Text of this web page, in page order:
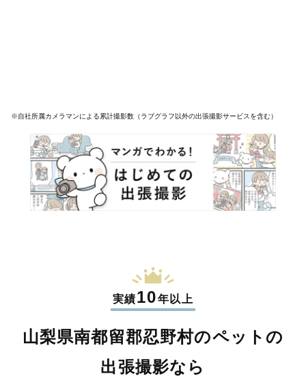
※自社所属カメラマンによる累計撮影数（ラブグラフ以外の出張撮影サービスを含む）
実績10年以上
山梨県南都留郡忍野村のペットの
出張撮影なら